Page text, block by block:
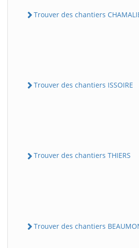
Trouver des chantiers
Trouver des chantiers ISSOIRE
Trouver des chantiers THIERS
Trouver des chantiers